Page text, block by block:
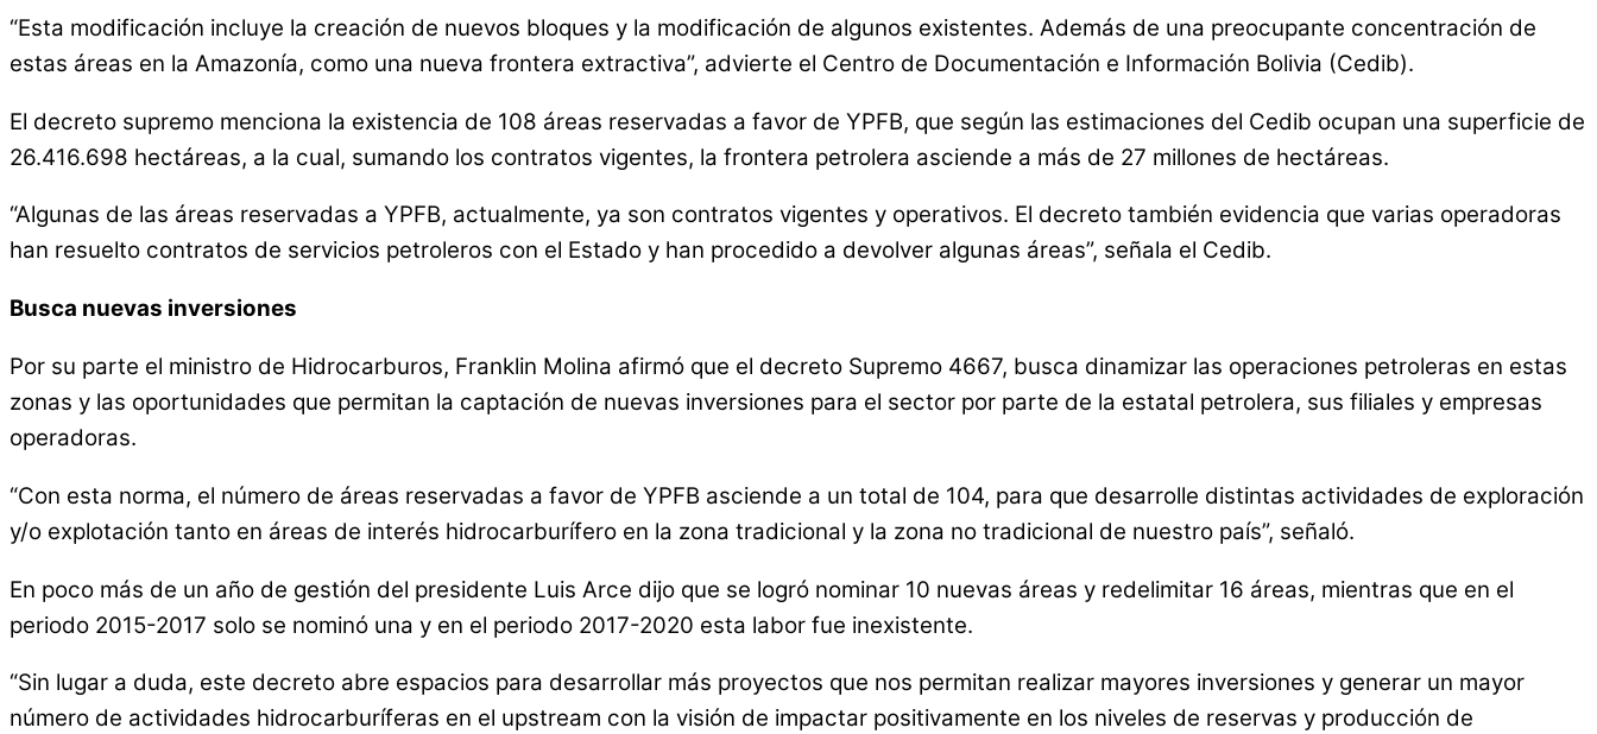
“Esta modificación incluye la creación de nuevos bloques y la modificación de algunos existentes. Además de una preocupante concentración de
estas áreas en la Amazonía, como una nueva frontera extractiva”, advierte el Centro de Documentación e Información Bolivia (Cedib).
El decreto supremo menciona la existencia de 108 áreas reservadas a favor de YPFB, que según las estimaciones del Cedib ocupan una superficie de
26.416.698 hectáreas, a la cual, sumando los contratos vigentes, la frontera petrolera asciende a más de 27 millones de hectáreas.
“Algunas de las áreas reservadas a YPFB, actualmente, ya son contratos vigentes y operativos. El decreto también evidencia que varias operadoras
han resuelto contratos de servicios petroleros con el Estado y han procedido a devolver algunas áreas”, señala el Cedib.
Busca nuevas inversiones
Por su parte el ministro de Hidrocarburos, Franklin Molina afirmó que el decreto Supremo 4667, busca dinamizar las operaciones petroleras en estas
zonas y las oportunidades que permitan la captación de nuevas inversiones para el sector por parte de la estatal petrolera, sus filiales y empresas
operadoras.
“Con esta norma, el número de áreas reservadas a favor de YPFB asciende a un total de 104, para que desarrolle distintas actividades de exploración
y/o explotación tanto en áreas de interés hidrocarburífero en la zona tradicional y la zona no tradicional de nuestro país”, señaló.
En poco más de un año de gestión del presidente Luis Arce dijo que se logró nominar 10 nuevas áreas y redelimitar 16 áreas, mientras que en el
periodo 2015-2017 solo se nominó una y en el periodo 2017-2020 esta labor fue inexistente.
“Sin lugar a duda, este decreto abre espacios para desarrollar más proyectos que nos permitan realizar mayores inversiones y generar un mayor
número de actividades hidrocarburíferas en el upstream con la visión de impactar positivamente en los niveles de reservas y producción de